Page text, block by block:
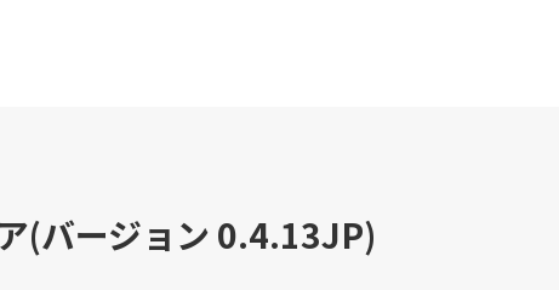
(バージョン 0.4.13JP)